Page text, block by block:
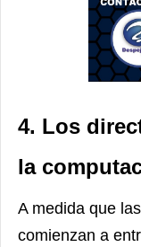
4. Los
la
A medida que
comienzan a